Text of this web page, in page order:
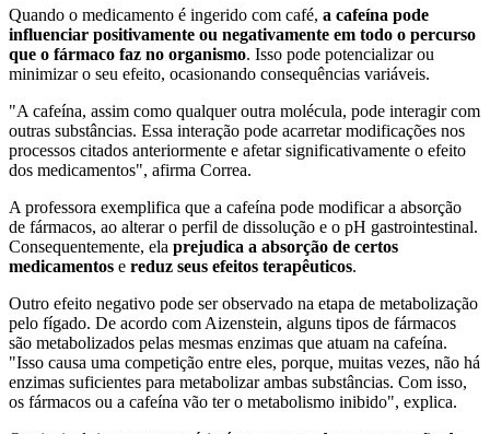
Quando o medicamento é ingerido com café, a cafeína pode
influenciar positivamente ou negativamente em todo o percurso
que o fármaco faz no organismo. Isso pode potencializar ou
minimizar o seu efeito, ocasionando consequências variáveis.
"A cafeína, assim como qualquer outra molécula, pode interagir com
outras substâncias. Essa interação pode acarretar modificações nos
processos citados anteriormente e afetar significativamente o efeito
dos medicamentos", afirma Correa.
A professora exemplifica que a cafeína pode modificar a absorção
de fármacos, ao alterar o perfil de dissolução e o pH gastrointestinal.
Consequentemente, ela prejudica a absorção de certos
medicamentos e reduz seus efeitos terapêuticos.
Outro efeito negativo pode ser observado na etapa de metabolização
pelo fígado. De acordo com Aizenstein, alguns tipos de fármacos
são metabolizados pelas mesmas enzimas que atuam na cafeína.
"Isso causa uma competição entre eles, porque, muitas vezes, não há
enzimas suficientes para metabolizar ambas substâncias. Com isso,
os fármacos ou a cafeína vão ter o metabolismo inibido", explica.